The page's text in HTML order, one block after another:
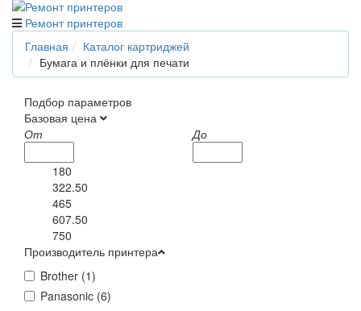
Ремонт принтеров
Главная
Каталог картриджей
Бумага и плёнки для печати
Подбор параметров
Базовая цена
От
До
180
322.50
465
607.50
750
Производитель принтера
Brother (1)
Panasonic (6)